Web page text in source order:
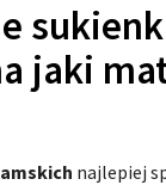
jaki
najlepiej